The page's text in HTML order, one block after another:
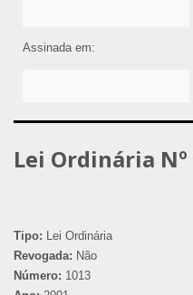
Assinada em:
Lei Ordinária Nº
Tipo: Lei Ordinária
Revogada: Não
Número: 1013